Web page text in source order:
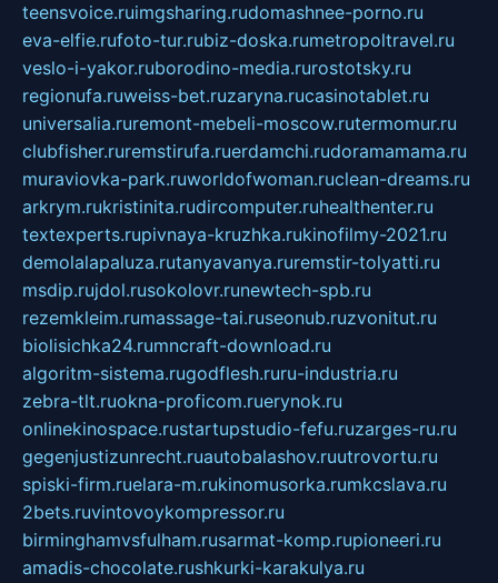
teensvoice.ruimgsharing.rudomashnee-porno.ru
eva-elfie.rufoto-tur.rubiz-doska.rumetropoltravel.ru
veslo-i-yakor.ruborodino-media.rurostotsky.ru
regionufa.ruweiss-bet.ruzaryna.rucasinotablet.ru
universalia.ruremont-mebeli-moscow.rutermomur.ru
clubfisher.ruremstirufa.ruerdamchi.rudoramamama.ru
muraviovka-park.ruworldofwoman.ruclean-dreams.ru
arkrym.rukristinita.rudircomputer.ruhealthenter.ru
textexperts.rupivnaya-kruzhka.rukinofilmy-2021.ru
demolalapaluza.rutanyavanya.ruremstir-tolyatti.ru
msdip.rujdol.rusokolovr.runewtech-spb.ru
rezemkleim.rumassage-tai.ruseonub.ruzvonitut.ru
biolisichka24.rumncraft-download.ru
algoritm-sistema.rugodflesh.ruru-industria.ru
zebra-tlt.ruokna-proficom.ruerynok.ru
onlinekinospace.rustartupstudio-fefu.ruzarges-ru.ru
gegenjustizunrecht.ruautobalashov.ruutrovortu.ru
spiski-firm.ruelara-m.rukinomusorka.rumkcslava.ru
2bets.ruvintovoykompressor.ru
birminghamvsfulham.rusarmat-komp.rupioneeri.ru
amadis-chocolate.rushkurki-karakulya.ru